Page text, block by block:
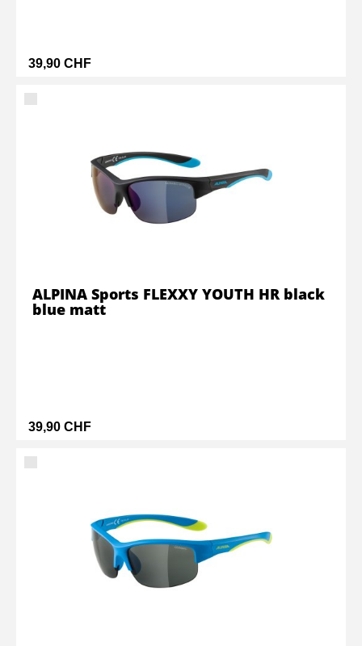
39,90 CHF
39,90 CHF
ALPINA Sports FLEXXY YOUTH HR black
blue matt